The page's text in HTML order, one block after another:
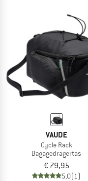
VAUDE
Cycle Rack
Bagagedragertas
€ 79,95
5,0(1)